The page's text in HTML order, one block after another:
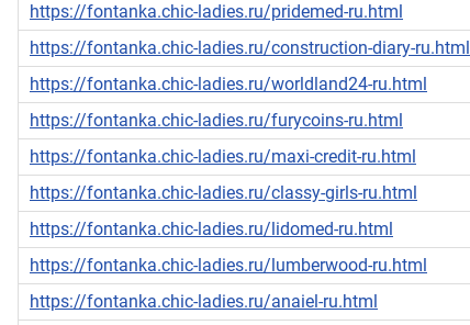
https://fontanka.chic-ladies.ru/pridemed-ru.html
https://fontanka.chic-ladies.ru/construction-diary-ru.html
https://fontanka.chic-ladies.ru/worldland24-ru.html
https://fontanka.chic-ladies.ru/furycoins-ru.html
https://fontanka.chic-ladies.ru/maxi-credit-ru.html
https://fontanka.chic-ladies.ru/classy-girls-ru.html
https://fontanka.chic-ladies.ru/lidomed-ru.html
https://fontanka.chic-ladies.ru/lumberwood-ru.html
https://fontanka.chic-ladies.ru/anaiel-ru.html